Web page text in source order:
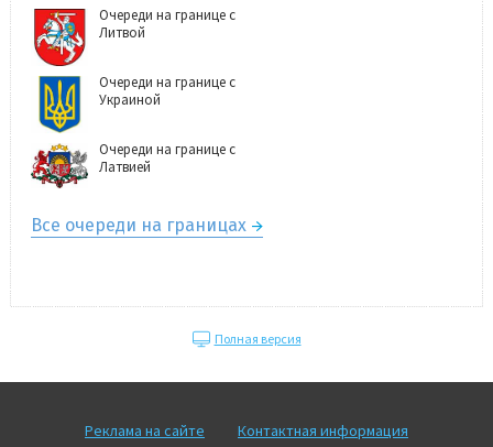
Очереди на границе с
Литвой
Очереди на границе с
Украиной
Очереди на границе с
Латвией
Все очереди на границах
Полная версия
Реклама на сайте Контактная информация